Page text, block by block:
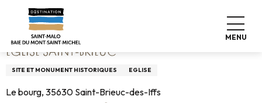
contenu
principal
MENU
Accueil Eglise Saint-Brieuc
EGLISE SAINT-BRIEUC
SITE ET MONUMENT HISTORIQUES EGLISE
Le bourg, 35630 Saint-Brieuc-des-Iffs